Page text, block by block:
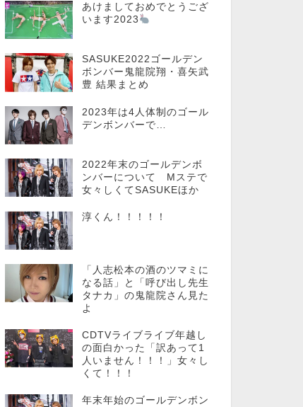
あけましておめでとうござ
います2023
SASUKE2022ゴールデン
ボンバー鬼龍院翔・喜矢武
豊 結果まとめ
2023年は4人体制のゴール
デンボンバーで…
2022年末のゴールデンボ
ンバーについて Mステで
女々しくてSASUKEほか
淳くん！！！！！
「人志松本の酒のツマミに
なる話」と「呼び出し先生
タナカ」の鬼龍院さん見た
よ
CDTVライブライブ年越し
の面白かった「訳あって1
人いません！！！」女々し
くて！！！
年末年始のゴールデンボン